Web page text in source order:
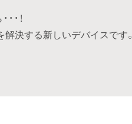
・！
決する新しいデバイスです。